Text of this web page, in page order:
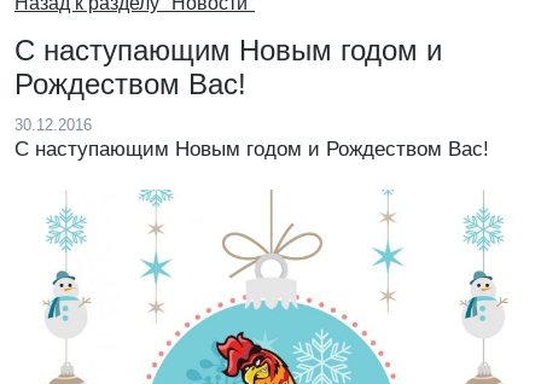
С наступающим Новым годом и
Рождеством Вас!
30.12.2016
С наступающим Новым годом и Рождеством Вас!